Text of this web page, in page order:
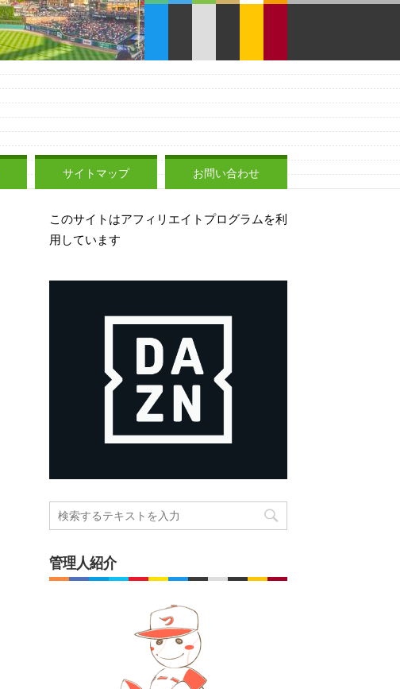
サイトマップ お問い合わせ
このサイトはアフィリエイトプログラムを利
用しています
管理人紹介